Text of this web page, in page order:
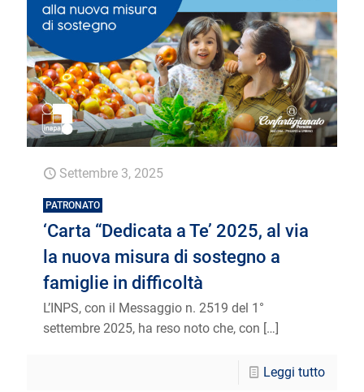
Settembre 3, 2025
PATRONATO
‘Carta “Dedicata a Te’ 2025, al via
la nuova misura di sostegno a
famiglie in difficoltà
L’INPS, con il Messaggio n. 2519 del 1°
settembre 2025, ha reso noto che, con […]
Leggi tutto